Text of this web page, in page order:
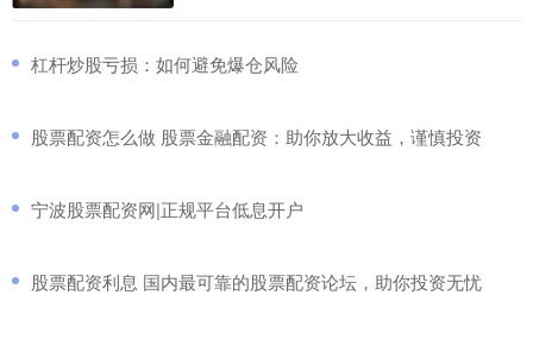
​杠杆炒股亏损：如何避免爆仓风险
​股票配资怎么做 股票金融配资：助你放大收益，谨慎投资
​宁波股票配资网|正规平台低息开户
​股票配资利息 国内最可靠的股票配资论坛，助你投资无忧